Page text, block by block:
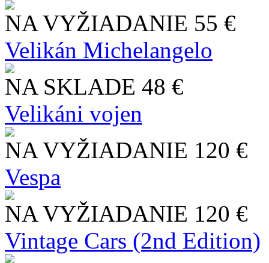
NA VYŽIADANIE 55 €
Velikán Michelangelo
NA SKLADE 48 €
Velikáni vojen
NA VYŽIADANIE 120 €
Vespa
NA VYŽIADANIE 120 €
Vintage Cars (2nd Edition)